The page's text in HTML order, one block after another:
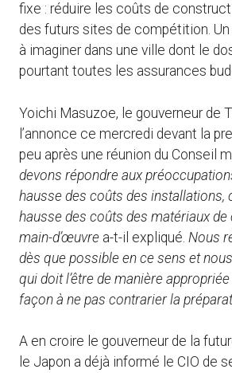
fixe : réduire les coûts de
des futurs sites de compétition.
à imaginer dans une ville dont le
pourtant toutes les assurances
Yoichi Masuzoe, le gouverneur de
l’annonce ce mercredi devant la
peu après une réunion du Conseil
devons répondre aux
hausse des coûts des installations,
hausse des coûts des matériaux
main-d’œuvre a-t-il expliqué. Nous
dès que possible en ce sens et
qui doit l’être de manière
façon à ne pas contrarier la
A en croire le gouverneur de la
le Japon a déjà informé le CIO de